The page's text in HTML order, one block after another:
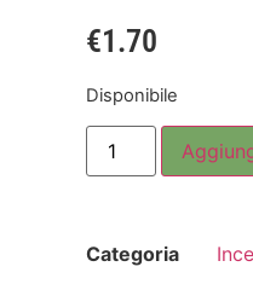
€1.70
Disponibile
Categoria